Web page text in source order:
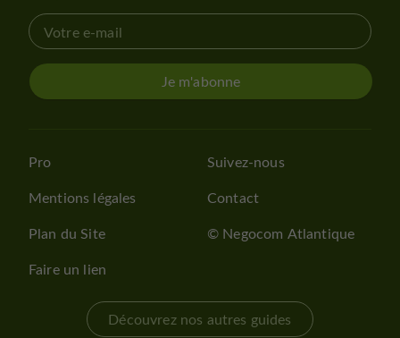
Je m'abonne
Pro
Mentions légales
Plan du Site
Faire un lien
Suivez-nous
Contact
© Negocom Atlantique
Découvrez nos autres guides